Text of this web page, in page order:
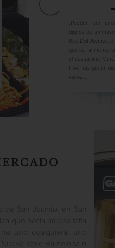
¿Pueden ser
dignas de un
Red Dot Awards, el
que sí… al menos
el australiano
Hoy, tras ganar
vasos ...
York, Barcelona o